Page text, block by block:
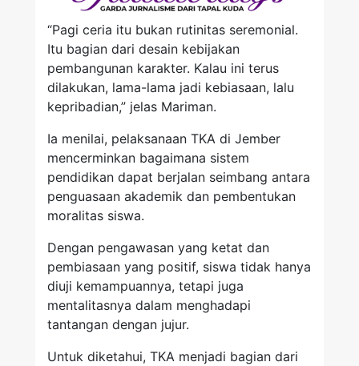
“Pagi ceria itu bukan rutinitas seremonial.
Itu bagian dari desain kebijakan
pembangunan karakter. Kalau ini terus
dilakukan, lama-lama jadi kebiasaan, lalu
kepribadian,” jelas Mariman.
Ia menilai, pelaksanaan TKA di Jember
mencerminkan bagaimana sistem
pendidikan dapat berjalan seimbang antara
penguasaan akademik dan pembentukan
moralitas siswa.
Dengan pengawasan yang ketat dan
pembiasaan yang positif, siswa tidak hanya
diuji kemampuannya, tetapi juga
mentalitasnya dalam menghadapi
tantangan dengan jujur.
Untuk diketahui, TKA menjadi bagian dari